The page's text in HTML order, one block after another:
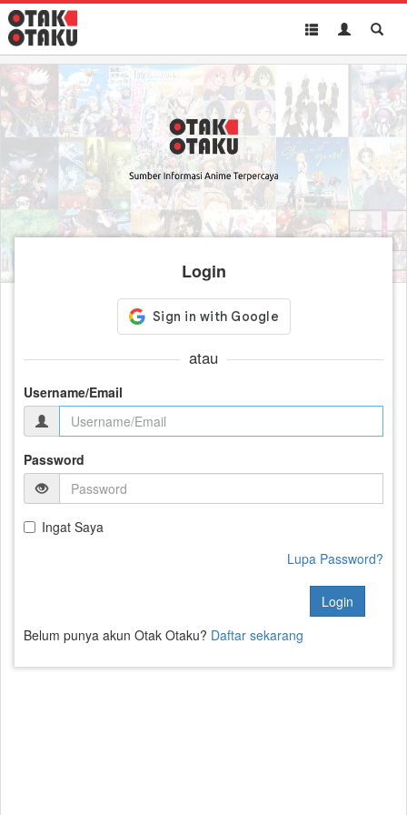
Toggle
Toggle
Login
atau
Username/Email
Password
Ingat Saya
Lupa Password?
Login
Belum punya akun Otak Otaku? Daftar sekarang